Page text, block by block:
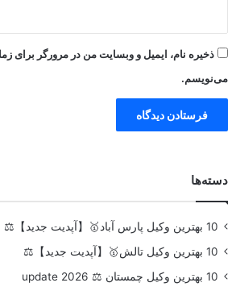
ذخیره نام، ایمیل و وبسایت من در مرورگر برای
می‌نویسم.
دسته‌ها
10 بهترین وکیل پارس آباد🥇【آپدیت جدید】⚖️
10 بهترین وکیل تالش🥇【آپدیت جدید】⚖️
10 بهترین وکیل چمستان ⚖️ update 2026